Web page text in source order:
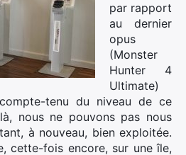
par rapport
au dernier
opus
(Monster
Hunter 4
Ultimate)
tenu du niveau de ce
nous ne pouvons pas nous
à nouveau, bien exploitée.
cette-fois encore, sur une île,